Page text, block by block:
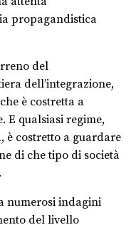
propagandistica
del
dell’integrazione,
è costretta a
E qualsiasi regime,
è costretto a guardare
di che tipo di società
numerosi indagini
del livello